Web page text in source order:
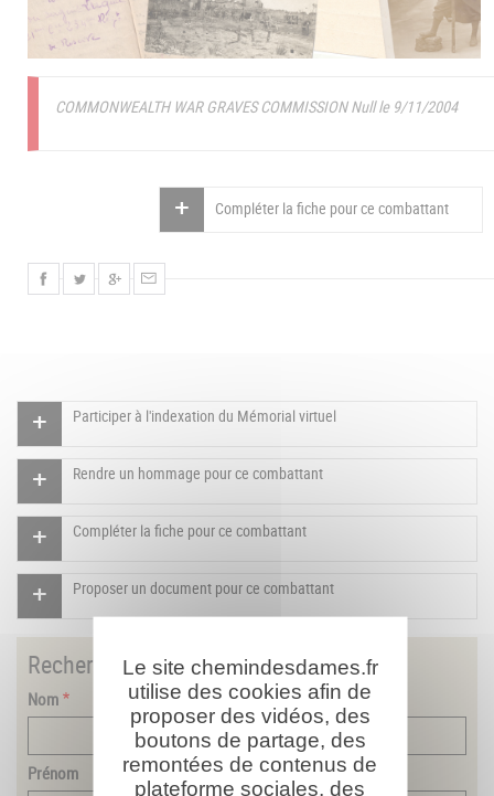
COMMONWEALTH WAR GRAVES COMMISSION Null le 9/11/2004
Compléter la fiche pour ce combattant
Participer à l'indexation du Mémorial virtuel
Rendre un hommage pour ce combattant
Compléter la fiche pour ce combattant
Proposer un document pour ce combattant
Rechercherun combattant
Nom
Prénom
Le site chemindesdames.fr
utilise des cookies afin de
proposer des vidéos, des
boutons de partage, des
remontées de contenus de
plateforme sociales, des